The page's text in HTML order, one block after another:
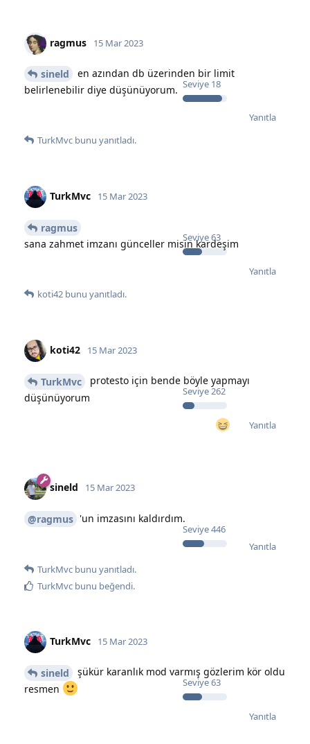
ragmus
Seviye 18
15 Mar 2023
sineld
en azından db üzerinden bir limit
belirlenebilir diye düşünüyorum.
Yanıtla
TurkMvc bunu yanıtladı.
TurkMvc
Seviye63
15 Mar 2023
ragmus
sana zahmet imzanı günceller misin kardeşim
Yanıtla
koti42 bunu yanıtladı.
koti42
Seviye262
15 Mar 2023
TurkMvc
protesto için bende böyle yapmayı
düşünüyorum
Yanıtla
sineld
Seviye446
15 Mar 2023
@ragmus 'un imzasını kaldırdım.
Yanıtla
TurkMvc bunu yanıtladı.
TurkMvc bunu beğendi.
TurkMvc
Seviye63
15 Mar 2023
sineld
şükür karanlık mod varmış gözlerim kör oldu
resmen
Yanıtla